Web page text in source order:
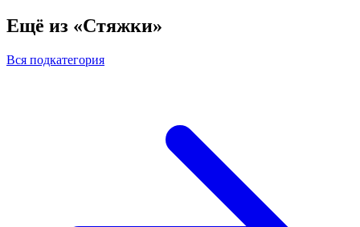
Ещё из «Стяжки»
Вся подкатегория